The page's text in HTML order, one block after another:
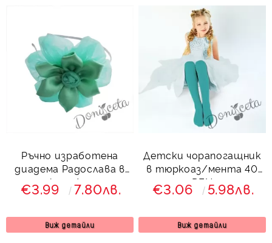
Ръчно изработена
диадема Радослава в
тюркоаз/мента
€3.99 7.80лв.
Виж детайли
Детски чорапогащник
в тюркоаз/мента 40
DEN
€3.06 5.98лв.
Виж детайли